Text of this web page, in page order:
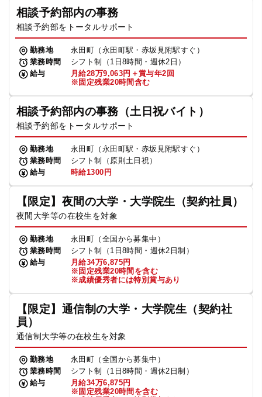
相談予約部内の事務
相談予約部をトータルサポート
勤務地
永田町（永田町駅・赤坂見附駅すぐ）
業務時間
シフト制（1日8時間・週休2日）
給与
月給28万9,063円＋賞与年2回
※固定残業20時間含む
相談予約部内の事務（土日祝バイト）
相談予約部をトータルサポート
勤務地
永田町（永田町駅・赤坂見附駅すぐ）
業務時間
シフト制（原則土日祝）
給与
時給1300円
【限定】夜間の大学・大学院生（契約社員）
夜間大学等の在校生を対象
勤務地
永田町（全国から募集中）
業務時間
シフト制（1日8時間・週休2日制）
給与
月給34万6,875円
※固定残業20時間を含む
※成績優秀者には特別賞与あり
【限定】通信制の大学・大学院生（契約社
員）
通信制大学等の在校生を対象
勤務地
永田町（全国から募集中）
業務時間
シフト制（1日8時間・週休2日制）
給与
月給34万6,875円
※固定残業20時間を含む